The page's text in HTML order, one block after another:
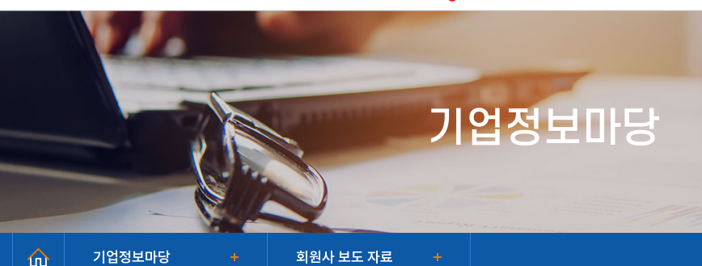
기업정보마당
기업정보마당 회원사 보도 자료